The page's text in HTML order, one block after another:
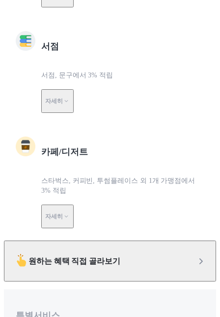
서점
서점, 문구에서 3% 적립
자세히
카페/디저트
스타벅스, 커피빈, 투썸플레이스 외 1개 가맹점에서
3% 적립
자세히
원하는 혜택 직접 골라보기